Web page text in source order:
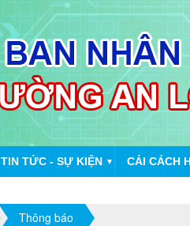
TIN TỨC - SỰ KIỆN ▼ CẢI CÁCH
Thông báo